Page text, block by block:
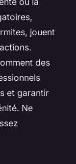
jouent
des
et garantir
Ne